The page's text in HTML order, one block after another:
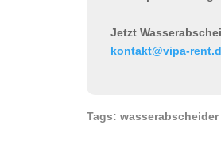
Jetzt
kontakt@vipa-
Tags: